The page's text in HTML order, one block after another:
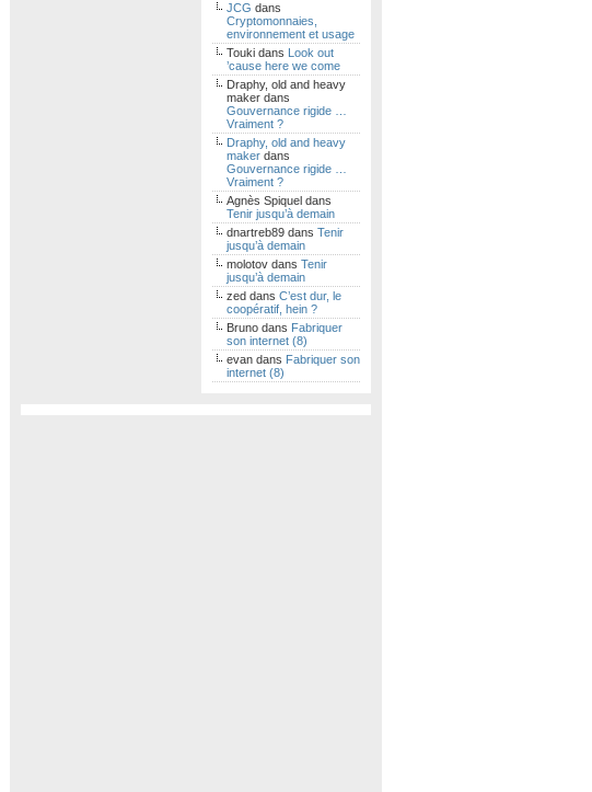
JCG dans
Cryptomonnaies,
environnement et usage
Touki dans Look out
’cause here we come
Draphy, old and heavy
maker dans
Gouvernance rigide …
Vraiment ?
Draphy, old and heavy
maker dans
Gouvernance rigide …
Vraiment ?
Agnès Spiquel dans
Tenir jusqu’à demain
dnartreb89 dans Tenir
jusqu’à demain
molotov dans Tenir
jusqu’à demain
zed dans C’est dur, le
coopératif, hein ?
Bruno dans Fabriquer
son internet (8)
evan dans Fabriquer son
internet (8)